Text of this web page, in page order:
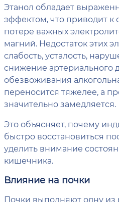
Этанол обладает
эффектом, что приводит
потере важных
магний. Недостаток этих
слабость, усталость,
снижение артериального
обезвоживания
переносится тяжелее, а
значительно замедляется.
Это объясняет, почему
быстро восстановиться
уделить внимание
кишечника.
Влияние на почки
Почки выполняют одну